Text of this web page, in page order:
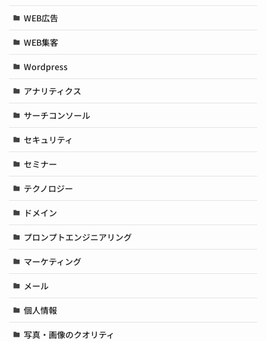
WEB広告
WEB集客
Wordpress
アナリティクス
サーチコンソール
セキュリティ
セミナー
テクノロジー
ドメイン
プロンプトエンジニアリング
マーケティング
メール
個人情報
写真・画像のクオリティ